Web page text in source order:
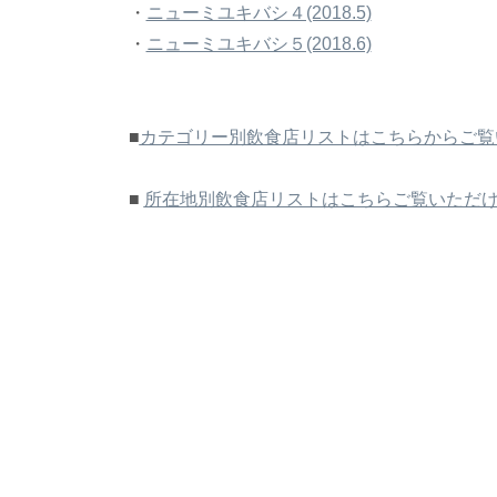
・ ニューミユキバシ４(2018.5)
・ ニューミユキバシ５(2018.6)
■カテゴリー別飲食店リストはこちらからご覧
■ 所在地別飲食店リストはこちらご覧いただけ